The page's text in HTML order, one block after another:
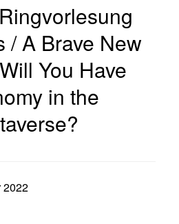
/ A Brave New
You Have
in the
2022